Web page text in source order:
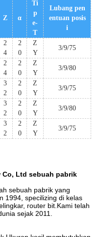
Z α
Ti
p
e-
T
Lubang pen
entuan posis
i
2
4
2
0
Z
Y
3/9/75
2
4
2
0
Z
Y
3/9/80
3
2
2
0
Z
Y
3/9/75
3
2
2
0
Z
Y
3/9/80
3
2
2
0
Z
Y
3/9/75
Co, Ltd sebuah pabrik
sebuah pabrik yang
1994, specilizing di kelas
router bit.Kami telah
sejak 2011.